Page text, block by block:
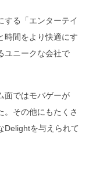
する「エンターテイ
時間をより快適にす
ユニークな会社で
面ではモバゲーが
。その他にもたくさ
Delightを与えられて